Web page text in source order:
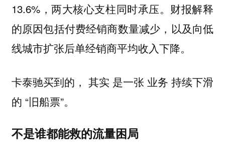
13.6%，两大核心支柱同时承压。财报解释
的原因包括付费经销商数量减少，以及向低
线城市扩张后单经销商平均收入下降。
卡泰驰买到的， 其实 是一张 业务 持续下滑
的 “旧船票”。
不是谁都能救的流量困局